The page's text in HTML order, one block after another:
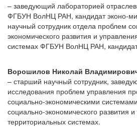
– заведующий лабораторией
ФГБУН ВолНЦ РАН, кандидат эконо-
научный сотрудник отдела проблем
экономического развития и
системах ФГБУН ВолНЦ РАН, кандидат
Ворошилов Николай
– старший научный сотрудник,
исследования проблем управления
социально-экономическими
социально-экономического развития
территориальных системах.